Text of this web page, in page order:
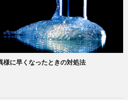
に早くなったときの対処法